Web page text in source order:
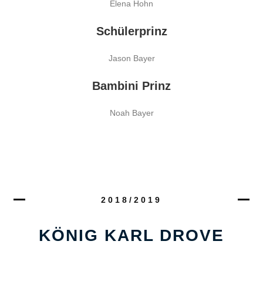
Elena Hohn
Schülerprinz
Jason Bayer
Bambini Prinz
Noah Bayer
2018/2019
KÖNIG KARL DROVE